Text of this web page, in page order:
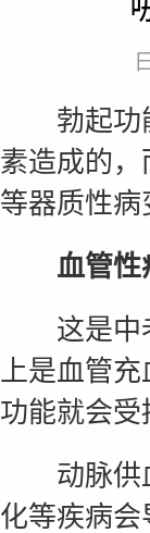
勃起功能
素造成的
等器质性病
血管性
这是中老
上是血管
功能就会受
动脉供血
化等疾病